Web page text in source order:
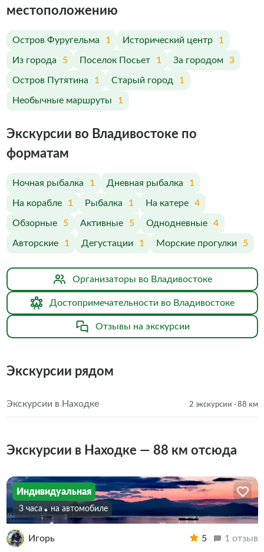
меcтоположению
Остров Фуругельма 1 Исторический центр 1
Из города 5 Поселок Посьет 1 За городом 3
Остров Путятина 1 Старый город 1
Необычные маршруты 1
Экскурсии во Владивостоке по
форматам
Ночная рыбалка 1 Дневная рыбалка 1
На корабле 1 Рыбалка 1 На катере 4
Обзорные 5 Активные 5 Однодневные 4
Авторские 1 Дегустации 1 Морские прогулки 5
Организаторы во Владивостоке
Достопримечательности во Владивостоке
Отзывы на экскурсии
Экскурсии рядом
Экскурсии в Находке 2 экскурсии · 88 км
Экскурсии в Находке — 88 км отсюда
Индивидуальная
3 часа На автомобиле
Игорь 5 1 отзыв